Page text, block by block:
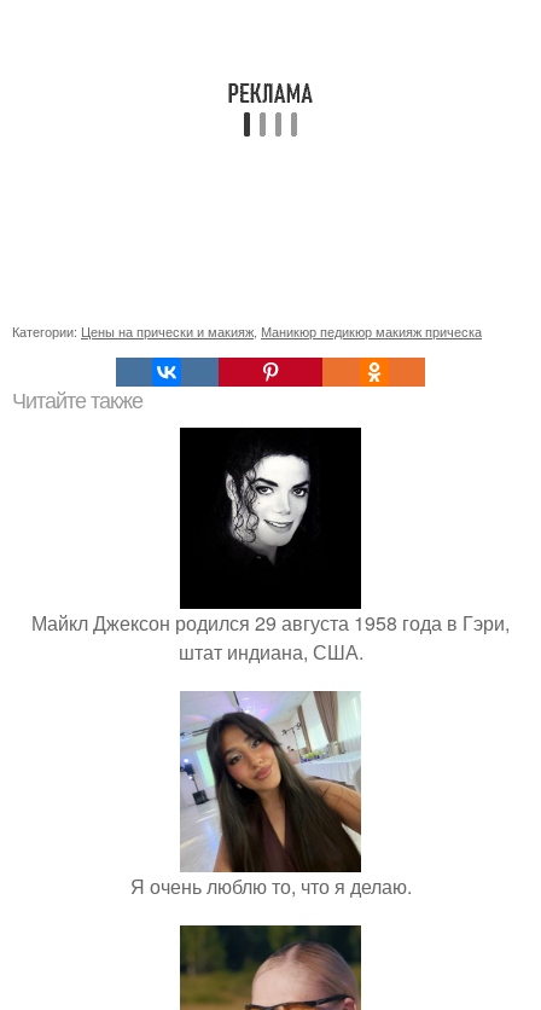
Категории: Цены на прически и макияж Маникюр педикюр макияж прическа
Читайте также
Майкл Джексон родился 29 августа 1958 года в Гэри,
штат индиана, США.
Я очень люблю то, что я делаю.